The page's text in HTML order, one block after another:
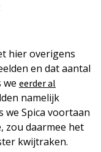
hier overigens
en dat aantal
we eerder al
namelijk
we Spica voortaan
zou daarmee het
kwijtraken.